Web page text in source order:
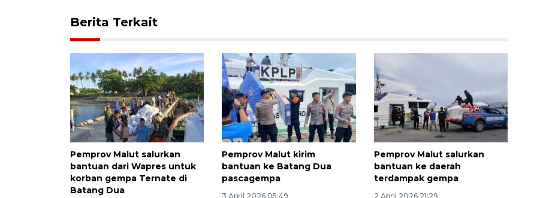
Berita Terkait
Pemprov Malut salurkan
bantuan dari Wapres untuk
korban gempa Ternate di
Batang Dua
Pemprov Malut kirim
bantuan ke Batang Dua
pascagempa
3 April 2026 05:49
Pemprov Malut salurkan
bantuan ke daerah
terdampak gempa
2 April 2026 21:29